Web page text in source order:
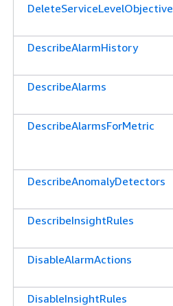
DeleteServiceLevelObjective
DescribeAlarmHistory
DescribeAlarms
DescribeAlarmsForMetric
DescribeAnomalyDetectors
DescribeInsightRules
DisableAlarmActions
DisableInsightRules